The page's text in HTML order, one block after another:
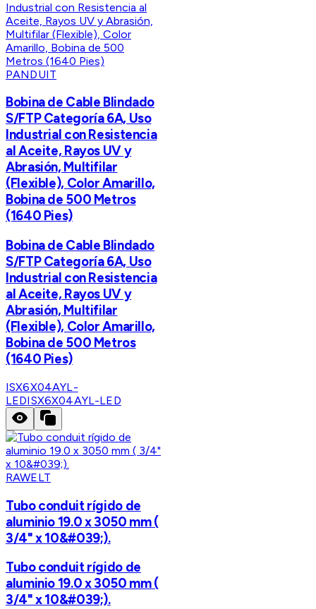
PANDUIT
Bobina de Cable Blindado
S/FTP Categoría 6A, Uso
Industrial con Resistencia
al Aceite, Rayos UV y
Abrasión, Multifilar
(Flexible), Color Amarillo,
Bobina de 500 Metros
(1640 Pies)
Bobina de Cable Blindado
S/FTP Categoría 6A, Uso
Industrial con Resistencia
al Aceite, Rayos UV y
Abrasión, Multifilar
(Flexible), Color Amarillo,
Bobina de 500 Metros
(1640 Pies)
ISX6X04AYL-
LEDISX6X04AYL-LED
RAWELT
Tubo conduit rígido de
aluminio 19.0 x 3050 mm (
3/4" x 10&#039;).
Tubo conduit rígido de
aluminio 19.0 x 3050 mm (
3/4" x 10&#039;).